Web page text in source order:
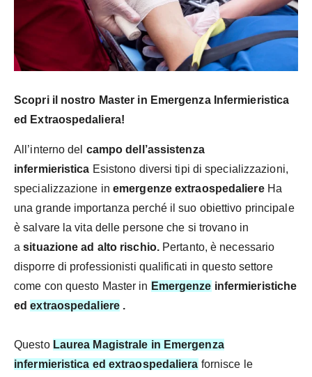
Scopri il nostro Master in Emergenza Infermieristica
ed Extraospedaliera!
All’interno del campo dell’assistenza
infermieristica Esistono diversi tipi di specializzazioni,
specializzazione in emergenze extraospedaliere Ha
una grande importanza perché il suo obiettivo principale
è salvare la vita delle persone che si trovano in
a situazione ad alto rischio. Pertanto, è necessario
disporre di professionisti qualificati in questo settore
come con questo Master in Emergenze infermieristiche
edextraospedaliere.
Questo Laurea Magistrale in Emergenza
infermieristica ed extraospedaliera fornisce le